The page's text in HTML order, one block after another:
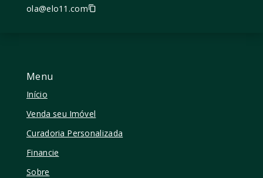
Menu
Início
Venda seu Imóvel
Curadoria Personalizada
Financie
Sobre
ola@elo11.com